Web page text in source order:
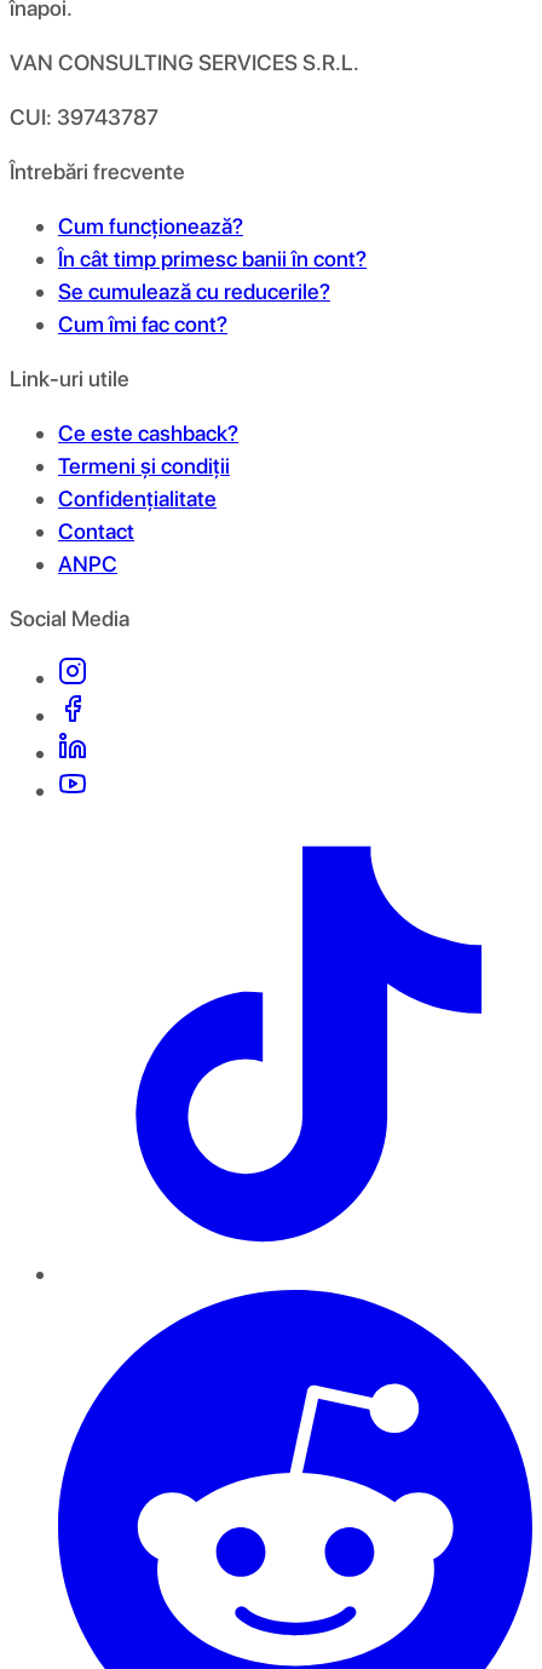
înapoi.
VAN CONSULTING SERVICES S.R.L.
CUI: 39743787
Întrebări frecvente
Cum funcționează?
În cât timp primesc banii în cont?
Se cumulează cu reducerile?
Cum îmi fac cont?
Link-uri utile
Ce este cashback?
Termeni și condiții
Confidențialitate
Contact
ANPC
Social Media